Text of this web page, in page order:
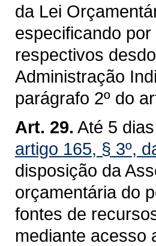
da Lei
especificando
respectivos
Administração
parágrafo 2º do
Art. 29. Até 5
artigo 165, § 3º,
disposição da
orçamentária do
fontes de
mediante acesso